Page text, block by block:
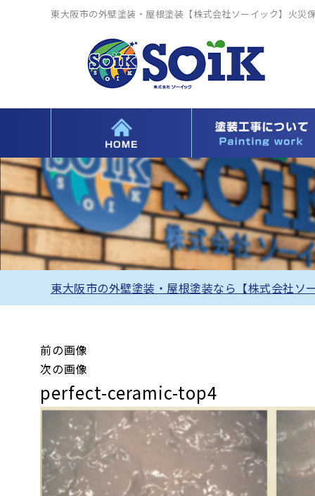
東大阪市の外壁塗装・屋根塗装【株式会社ソーイック】火災
東大阪市の外壁塗装・屋根塗装なら【株式会社ソ
前の画像
次の画像
perfect-ceramic-top4